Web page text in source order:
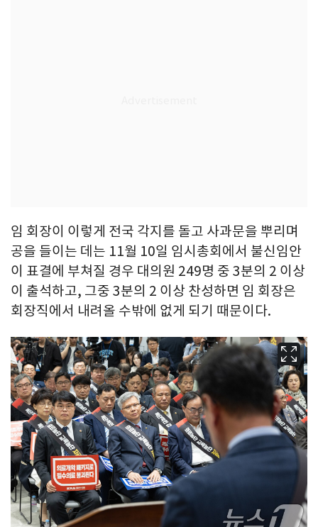
임 회장이 이렇게 전국 각지를 돌고 사과문을 뿌리며
공을 들이는 데는 11월 10일 임시총회에서 불신임안
이 표결에 부쳐질 경우 대의원 249명 중 3분의 2 이상
이 출석하고, 그중 3분의 2 이상 찬성하면 임 회장은
회장직에서 내려올 수밖에 없게 되기 때문이다.